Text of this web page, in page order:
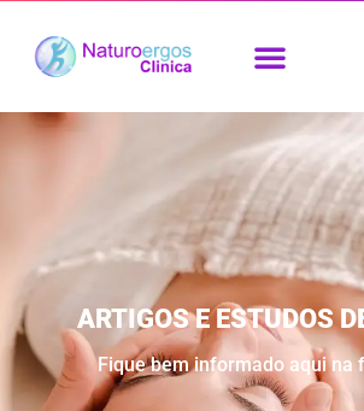
ARTIGOS E ESTUDOS
Fique bem informado aqui na